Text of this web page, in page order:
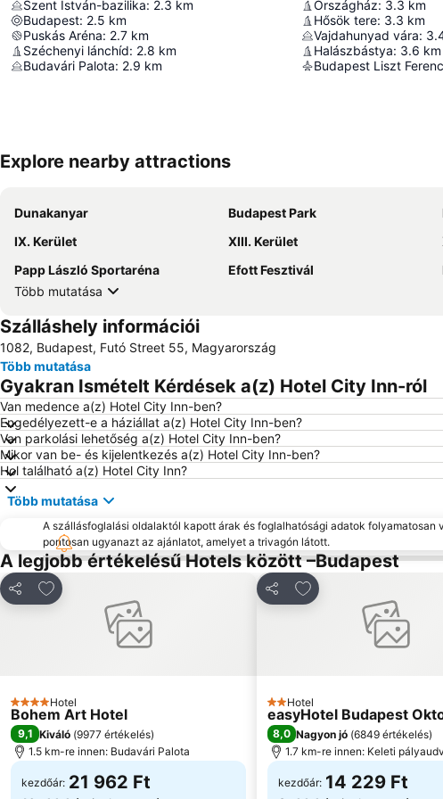
Szent István-bazilika: 2.3 km
Budapest: 2.5 km
Puskás Aréna: 2.7 km
Széchenyi lánchíd: 2.8 km
Budavári Palota: 2.9 km
Országház: 3.3 km
Hősök tere: 3.3 km
Vajdahunyad vára:
Halászbástya: 3.6 km
Explore nearby attractions
Dunakanyar Budapest Park
IX. Kerület
XIII. Kerület
Papp László Sportaréna
Efott Fesztivál
Több mutatása
Szálláshely információi
1082, Budapest, Futó Street 55, Magyarország
Több mutatása
Gyakran Ismételt Kérdések a(z) Hotel City Inn-ról
Van medence a(z) Hotel City Inn-ben?
Engedélyezett-e a háziállat a(z) Hotel City Inn-ben?
Van parkolási lehetőség a(z) Hotel City Inn-ben?
Mikor van be- és kijelentkezés a(z) Hotel City Inn-ben?
Hol található a(z) Hotel City Inn?
Több mutatása
A szállásfoglalási oldalaktól kapott árak és foglalhatósági adatok
pontosan ugyanazt az ajánlatot, amelyet a trivagón látott.
A legjobb értékelésű Hotels között –Budapest
Megosztás
Hozzáadás a kedvencekhez
4 Kategória
Hotel
Bohem Art Hotel
9,1 Kiváló (9977 értékelés)
1.5 km-re innen: Budavári Palota
kezdőár: 21 962 Ft
Megosztás
Hozzáadás a
2 Kategória
Hotel
easyHotel Budapest
8,0 Nagyon jó (6849 értékelés)
1.7 km-re innen: Keleti
kezdőár: 14 229 Ft